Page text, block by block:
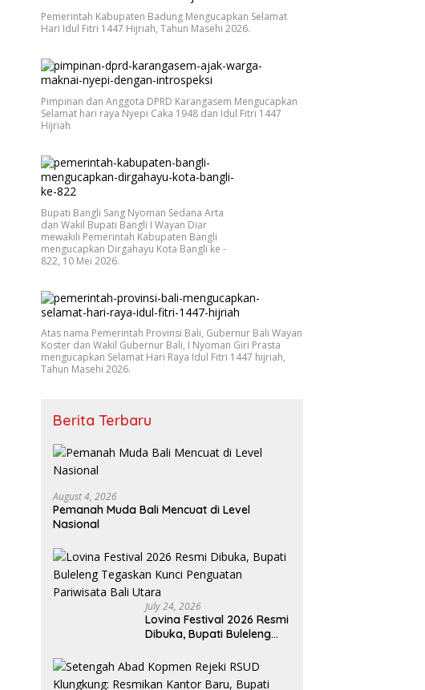
Pemerintah Kabupaten Badung Mengucapkan Selamat
Hari Idul Fitri 1447 Hijriah, Tahun Masehi 2026.
Pimpinan dan Anggota DPRD Karangasem Mengucapkan
Selamat hari raya Nyepi Caka 1948 dan Idul Fitri 1447
Hijriah
Bupati Bangli Sang Nyoman Sedana Arta
dan Wakil Bupati Bangli I Wayan Diar
mewakili Pemerintah Kabupaten Bangli
mengucapkan Dirgahayu Kota Bangli ke -
822, 10 Mei 2026.
Atas nama Pemerintah Provinsi Bali, Gubernur Bali Wayan
Koster dan Wakil Gubernur Bali, I Nyoman Giri Prasta
mengucapkan Selamat Hari Raya Idul Fitri 1447 hijriah,
Tahun Masehi 2026.
Berita Terbaru
August 4, 2026
Pemanah Muda Bali Mencuat di Level
Nasional
July 24, 2026
Lovina Festival 2026 Resmi
Dibuka, Bupati Buleleng
Pariwisata Bali Utara